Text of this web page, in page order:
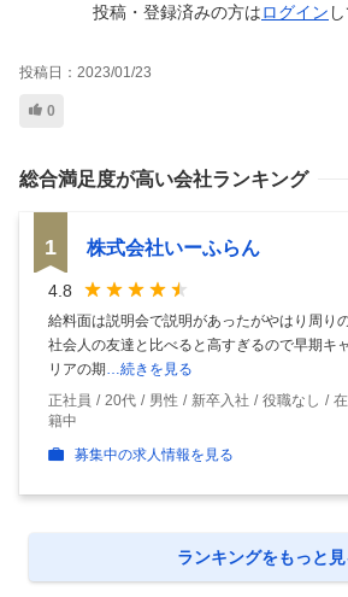
投稿・登録済みの方はログイン
投稿日： 2023/01/23
0
総合満足度が高い会社ランキング
1 株式会社いーふらん
4.8
給料面は説明会で説明があったがやはり周り
社会人の友達と比べると高すぎるので早期キャ
リアの期 …続きを見る
正社員
20代 男性 新卒入社 役職なし
在
籍中
募集中の求人情報を見る
ランキングをもっと見